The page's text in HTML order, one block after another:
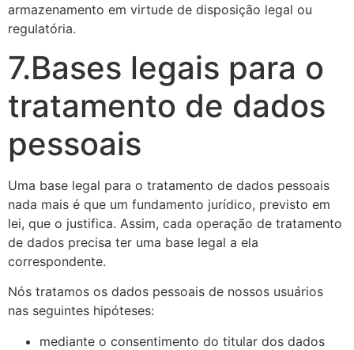
armazenamento em virtude de disposição legal ou
regulatória.
7.Bases legais para o
tratamento de dados
pessoais
Uma base legal para o tratamento de dados pessoais
nada mais é que um fundamento jurídico, previsto em
lei, que o justifica. Assim, cada operação de tratamento
de dados precisa ter uma base legal a ela
correspondente.
Nós tratamos os dados pessoais de nossos usuários
nas seguintes hipóteses:
mediante o consentimento do titular dos dados